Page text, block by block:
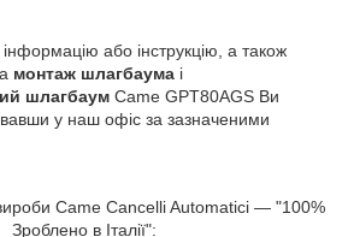
або інструкцію, а також
монтаж шлагбаума і
шлагбаум Came GPT80AGS Ви
у наш офіс за зазначеними
Came Cancelli Automatici — "100%
Зроблено в Італії":